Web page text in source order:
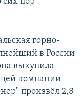
горно-
в России
выкупила
компании
произвёл 2,8